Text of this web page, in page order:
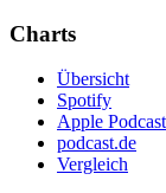
Charts
Übersicht
Spotify
Apple
podcast.de
Vergleich